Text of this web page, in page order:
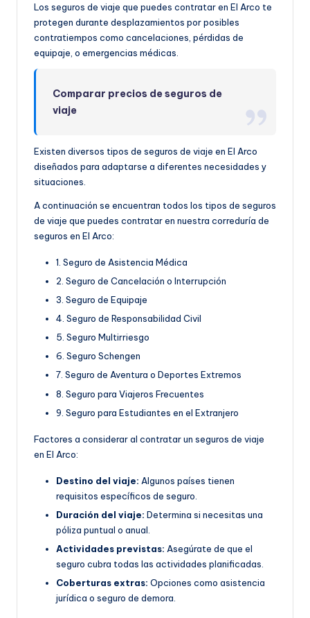
Los seguros de viaje que puedes contratar en El Arco te
protegen durante desplazamientos por posibles
contratiempos como cancelaciones, pérdidas de
equipaje, o emergencias médicas.
Comparar precios de seguros de
viaje
Existen diversos tipos de seguros de viaje en El Arco
diseñados para adaptarse a diferentes necesidades y
situaciones.
A continuación se encuentran todos los tipos de seguros
de viaje que puedes contratar en nuestra correduría de
seguros en El Arco:
1. Seguro de Asistencia Médica
2. Seguro de Cancelación o Interrupción
3. Seguro de Equipaje
4. Seguro de Responsabilidad Civil
5. Seguro Multirriesgo
6. Seguro Schengen
7. Seguro de Aventura o Deportes Extremos
8. Seguro para Viajeros Frecuentes
9. Seguro para Estudiantes en el Extranjero
Factores a considerar al contratar un seguros de viaje
en El Arco:
Destino del viaje: Algunos países tienen
requisitos específicos de seguro.
Duración del viaje: Determina si necesitas una
póliza puntual o anual.
Actividades previstas: Asegúrate de que el
seguro cubra todas las actividades planificadas.
Coberturas extras: Opciones como asistencia
jurídica o seguro de demora.